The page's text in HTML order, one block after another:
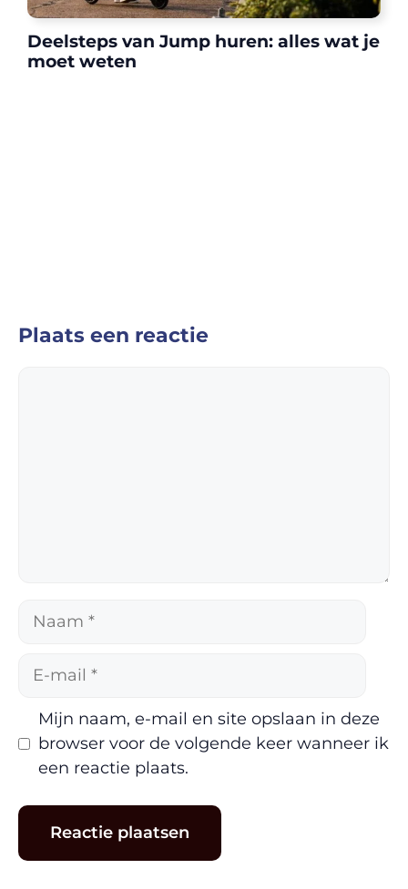
Deelsteps van Jump huren: alles wat je
moet weten
Plaats een reactie
Naam
Mijn naam, e-mail en site opslaan in deze
browser voor de volgende keer wanneer ik
een reactie plaats.